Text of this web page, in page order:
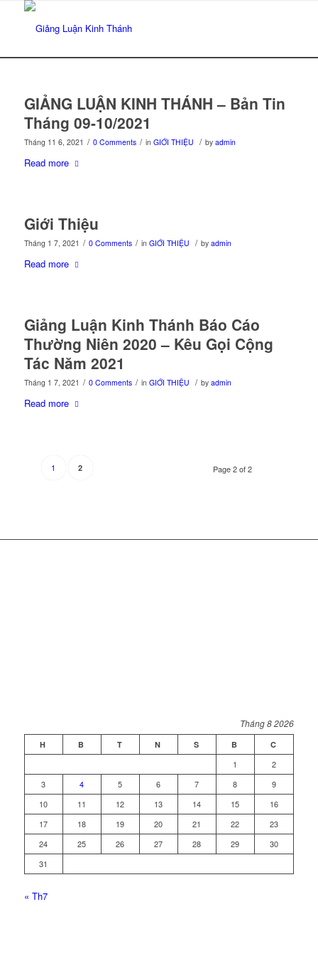
GIẢNG LUẬN KINH THÁNH – Bản Tin
Tháng 09-10/2021
Tháng 11 6, 2021 / 0 Comments / in GIỚI THIỆU / by admin
Read more
Giới Thiệu
Tháng 1 7, 2021 / 0 Comments / in GIỚI THIỆU / by admin
Read more
Giảng Luận Kinh Thánh Báo Cáo
Thường Niên 2020 – Kêu Gọi Cộng
Tác Năm 2021
Tháng 1 7, 2021 / 0 Comments / in GIỚI THIỆU / by admin
Read more
Page 2 of 2
1 2
Tháng 8 2026
H B T N S B C
1
2
3
4 5 6 7 8
9
10
11 12 13 14 15
16
17
18 19 20 21 22
23
24
25 26 27 28 29
30
31
« Th7